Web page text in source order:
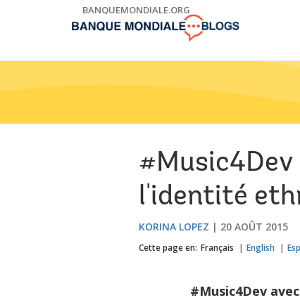
BANQUEMONDIALE.ORG
l'identité
KORINA LOPEZ 20 AOÛT 2015
Cette page en: Français English
#Music4Dev